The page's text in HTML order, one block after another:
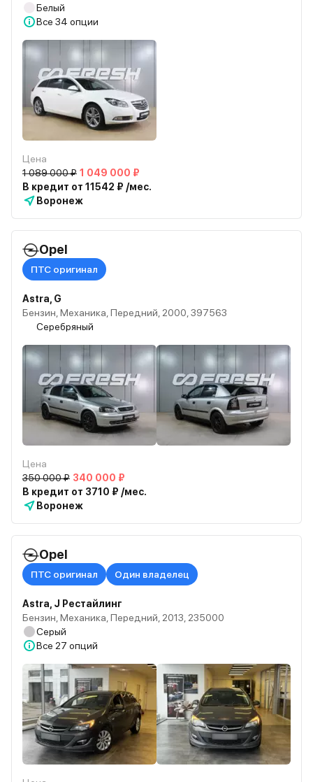
Белый
Все 34 опции
Цена
1 089 000 ₽ 1 049 000 ₽
В кредит от 11542 ₽ /мес.
Воронеж
Opel
ПТС оригинал
Astra, G
Бензин, Механика, Передний, 2000, 397563
Серебряный
Цена
350 000 ₽ 340 000 ₽
В кредит от 3710 ₽ /мес.
Воронеж
Opel
ПТС оригинал Один владелец
Astra, J Рестайлинг
Бензин, Механика, Передний, 2013, 235000
Серый
Все 27 опций